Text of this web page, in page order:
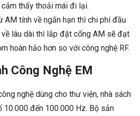
cảm thấy thoải mái đi lại.
AM tính về ngắn hạn thì chi phí đầu
lâu dài thì lắp đặt cổng AM sẽ đạt
hoàn hảo hơn so với công nghệ RF.
Công Nghệ EM
nghệ dùng cho thư viện, nhà sách
10.000 đến 100.000 Hz. Bộ sản